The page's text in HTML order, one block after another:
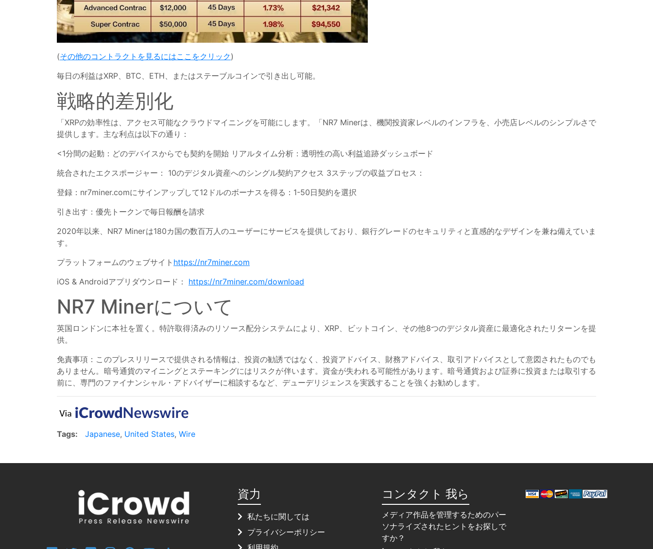
(その他のコントラクトを見るにはここをクリック)
毎日の利益はXRP、BTC、ETH、またはステーブルコインで引き出し可能。
戦略的差別化
「XRPの効率性は、アクセス可能なクラウドマイニングを可能にします。「NR7 Minerは、機関投資家レベルのインフラを、小売店レベルのシンプルさで
提供します。主な利点は以下の通り：
<1分間の起動：どのデバイスからでも契約を開始 リアルタイム分析：透明性の高い利益追跡ダッシュボード
統合されたエクスポージャー： 10のデジタル資産へのシングル契約アクセス 3ステップの収益プロセス：
登録：nr7miner.comにサインアップして12ドルのボーナスを得る：1-50日契約を選択
引き出す：優先トークンで毎日報酬を請求
2020年以来、NR7 Minerは180カ国の数百万人のユーザーにサービスを提供しており、銀行グレードのセキュリティと直感的なデザインを兼ね備えていま
す。
プラットフォームのウェブサイト https://nr7miner.com
iOS & Androidアプリダウンロード： https://nr7miner.com/download
NR7 Minerについて
英国ロンドンに本社を置く。特許取得済みのリソース配分システムにより、XRP、ビットコイン、その他8つのデジタル資産に最適化されたリターンを提
供。
免責事項：このプレスリリースで提供される情報は、投資の勧誘ではなく、投資アドバイス、財務アドバイス、取引アドバイスとして意図されたものでも
ありません。暗号通貨のマイニングとステーキングにはリスクが伴います。資金が失われる可能性があります。暗号通貨および証券に投資または取引する
前に、専門のファイナンシャル・アドバイザーに相談するなど、デューデリジェンスを実践することを強くお勧めします。
Tags: Japanese, United States, Wire
資力
私たちに関しては
プライバシーポリシー
コンタクト 我ら
メディア作品を管理するためのパー
ソナライズされたヒントをお探しで
すか？